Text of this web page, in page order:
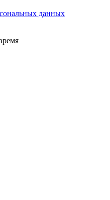
данных